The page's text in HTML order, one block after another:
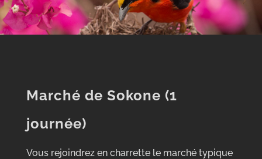
Marché de Sokone (1
journée)
Vous rejoindrez en charrette le marché typique